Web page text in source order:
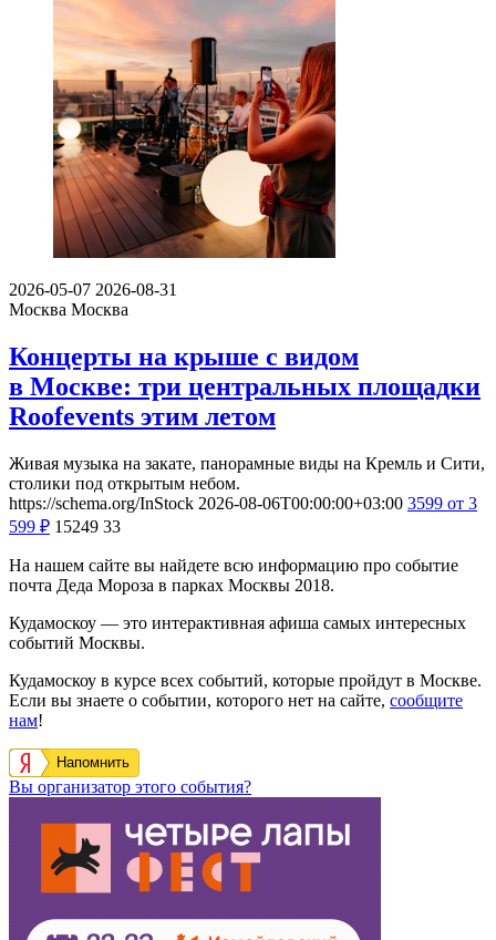
2026-05-07 2026-08-31
Москва Москва
Концерты на крыше с видом
в Москве: три центральных площадки
Roofevents этим летом
Живая музыка на закате, панорамные виды на Кремль и Сити,
столики под открытым небом.
https://schema.org/InStock 2026-08-06T00:00:00+03:00 3599 от 3
599 ₽ 15249 33
На нашем сайте вы найдете всю информацию про событие
почта Деда Мороза в парках Москвы 2018.
Кудамоскоу — это интерактивная афиша самых интересных
событий Москвы.
Кудамоскоу в курсе всех событий, которые пройдут в Москве.
Если вы знаете о событии, которого нет на сайте, сообщите
нам!
Напомнить
Вы организатор этого события?